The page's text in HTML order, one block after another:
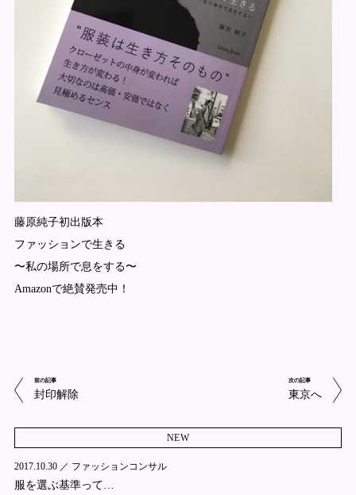
藤原純子初出版本
ファッションで生きる
〜私の場所で息をする〜
Amazonで絶賛発売中！
前の記事
封印解除
次の記事
東京へ
NEW
2017.10.30 ／ ファッションコンサル
服を選ぶ基準って…